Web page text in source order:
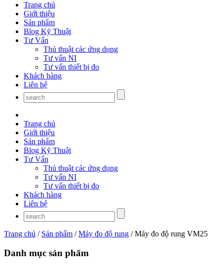
Trang chủ
Giới thiệu
Sản phẩm
Blog Kỹ Thuật
Tư Vấn
Thủ thuật các ứng dụng
Tư vấn NI
Tư vấn thiết bị đo
Khách hàng
Liên hệ
Trang chủ
Giới thiệu
Sản phẩm
Blog Kỹ Thuật
Tư Vấn
Thủ thuật các ứng dụng
Tư vấn NI
Tư vấn thiết bị đo
Khách hàng
Liên hệ
Trang chủ / Sản phẩm /Máy đo độ rung / Máy đo độ rung VM25
Danh mục sản phẩm